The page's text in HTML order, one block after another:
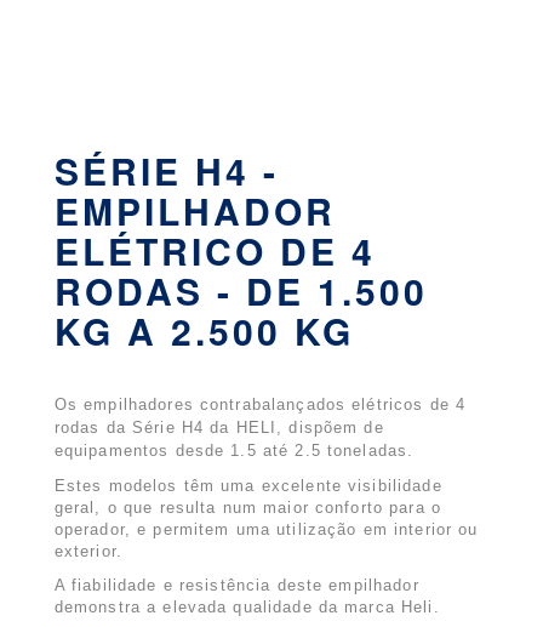
SÉRIE H4 -
EMPILHADOR
ELÉTRICO DE 4
RODAS - DE 1.500
KG A 2.500 KG
Os empilhadores contrabalançados elétricos de 4
rodas da Série H4 da HELI, dispõem de
equipamentos desde 1.5 até 2.5 toneladas.
Estes modelos têm uma excelente visibilidade
geral, o que resulta num maior conforto para o
operador, e permitem uma utilização em interior ou
exterior.
A fiabilidade e resistência deste empilhador
demonstra a elevada qualidade da marca Heli.